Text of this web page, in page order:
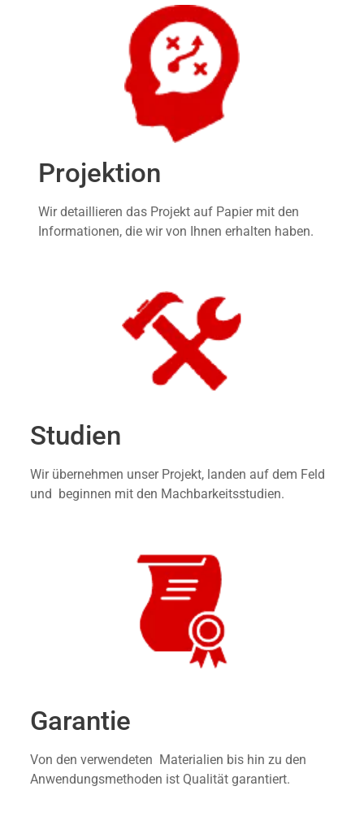
Projektion
Wir detaillieren das Projekt auf Papier mit den
Informationen, die wir von Ihnen erhalten haben.
Studien
Wir übernehmen unser Projekt, landen auf dem Feld
und beginnen mit den Machbarkeitsstudien.
Garantie
Von den verwendeten Materialien bis hin zu den
Anwendungsmethoden ist Qualität garantiert.